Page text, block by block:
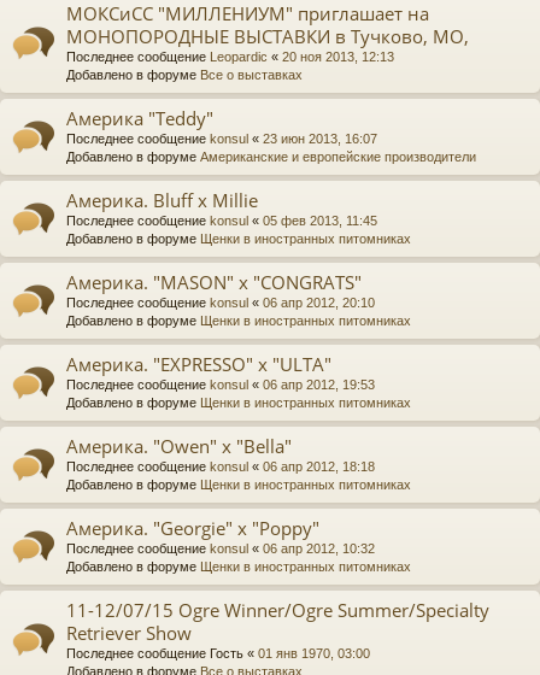
МОКСиСС "МИЛЛЕНИУМ" приглашает на
МОНОПОРОДНЫЕ ВЫСТАВКИ в Тучково, МО,
Последнее сообщение Leopardic « 20 ноя 2013, 12:13
Добавлено в форуме Все о выставках
Америка "Teddy"
Последнее сообщение konsul « 23 июн 2013, 16:07
Добавлено в форуме Американские и европейские производители
Америка. Bluff х Millie
Последнее сообщение konsul « 05 фев 2013, 11:45
Добавлено в форуме
Щенки в иностранных питомниках
Америка. "MASON" х "CONGRATS"
Последнее сообщение konsul « 06 апр 2012, 20:10
Добавлено в форуме
Щенки в иностранных питомниках
Америка. "EXPRESSO" х "ULTA"
Последнее сообщение konsul « 06 апр 2012, 19:53
Добавлено в форуме
Щенки в иностранных питомниках
Америка. "Owen" х "Bella"
Последнее сообщение konsul « 06 апр 2012, 18:18
Добавлено в форуме
Щенки в иностранных питомниках
Америка. "Georgie" х "Poppy"
Последнее сообщение konsul « 06 апр 2012, 10:32
Добавлено в форуме
Щенки в иностранных питомниках
11-12/07/15 Ogre Winner/Ogre Summer/Specialty
Retriever Show
Последнее сообщение Гость « 01 янв 1970, 03:00
Добавлено в форуме Все о выставках